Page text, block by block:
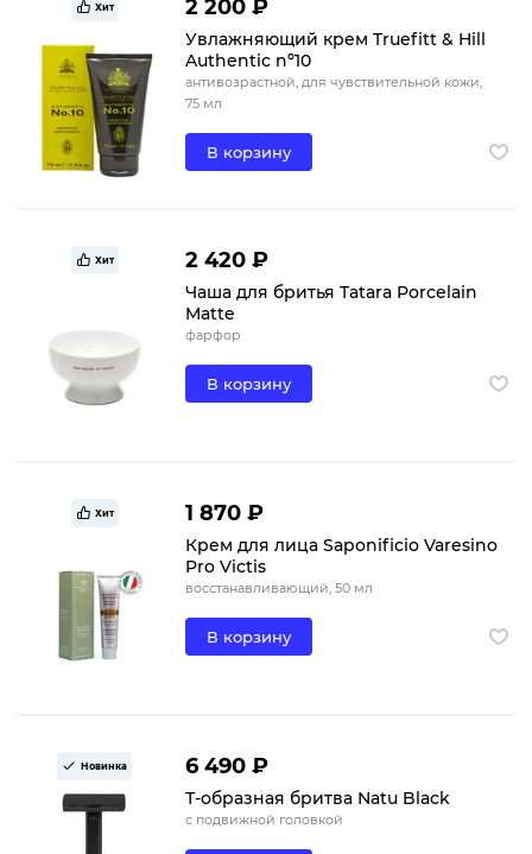
Хит 2 200 ₽
Увлажняющий крем Truefitt & Hill
Authentic nº10
антивозрастной, для чувствительной кожи,
75 мл
В корзину
Хит 2 420 ₽
Чаша для бритья Tatara Porcelain
Matte
фарфор
В корзину
Хит 1 870 ₽
Крем для лица Saponificio Varesino
Pro Victis
восстанавливающий, 50 мл
В корзину
Новинка 6 490 ₽
Т-образная бритва Natu Black
с подвижной головкой